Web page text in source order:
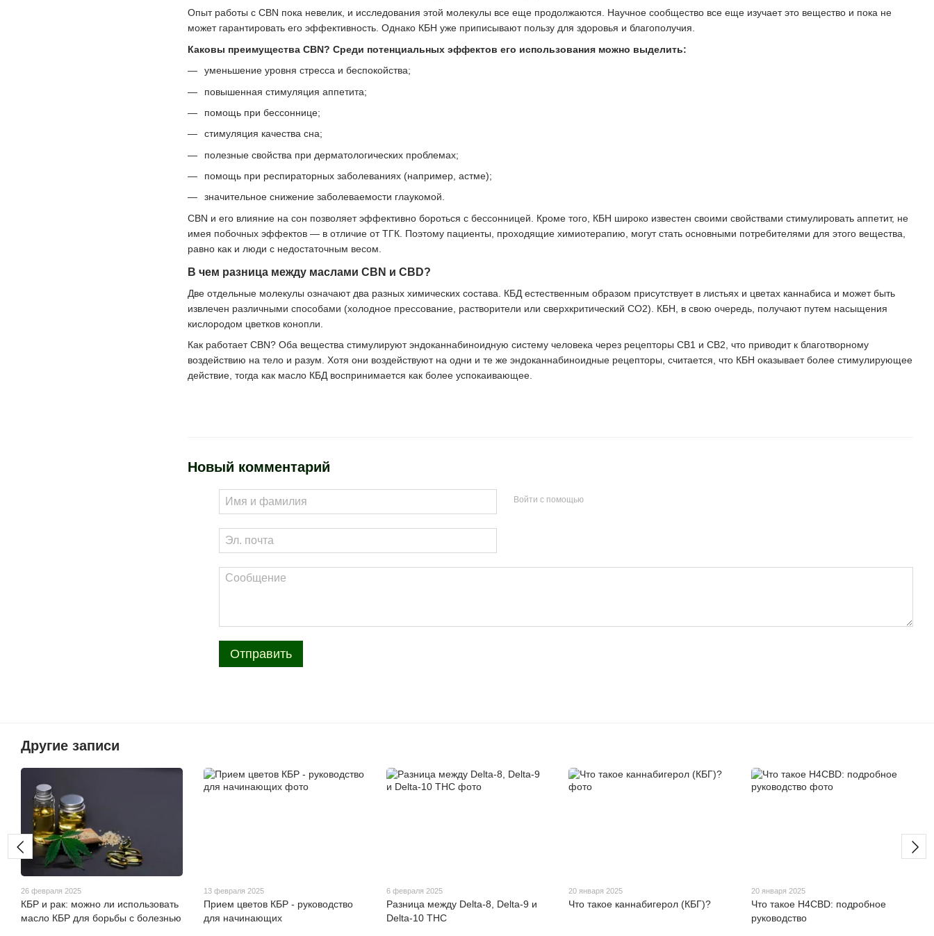
Опыт работы с CBN пока невелик, и исследования этой молекулы все еще продолжаются. Научное сообщество все еще изучает это вещество и пока не
может гарантировать его эффективность. Однако КБН уже приписывают пользу для здоровья и благополучия.
Каковы преимущества CBN? Среди потенциальных эффектов его использования можно выделить:
уменьшение уровня стресса и беспокойства;
повышенная стимуляция аппетита;
помощь при бессоннице;
стимуляция качества сна;
полезные свойства при дерматологических проблемах;
помощь при респираторных заболеваниях (например, астме);
значительное снижение заболеваемости глаукомой.
CBN и его влияние на сон позволяет эффективно бороться с бессонницей. Кроме того, КБН широко известен своими свойствами стимулировать аппетит, не
имея побочных эффектов — в отличие от ТГК. Поэтому пациенты, проходящие химиотерапию, могут стать основными потребителями для этого вещества,
равно как и люди с недостаточным весом.
В чем разница между маслами CBN и CBD?
Две отдельные молекулы означают два разных химических состава. КБД естественным образом присутствует в листьях и цветах каннабиса и может быть
извлечен различными способами (холодное прессование, растворители или сверхкритический CO2). КБН, в свою очередь, получают путем насыщения
кислородом цветков конопли.
Как работает CBN? Оба вещества стимулируют эндоканнабиноидную систему человека через рецепторы CB1 и CB2, что приводит к благотворному
воздействию на тело и разум. Хотя они воздействуют на одни и те же эндоканнабиноидные рецепторы, считается, что КБН оказывает более стимулирующее
действие, тогда как масло КБД воспринимается как более успокаивающее.
Новый комментарий
Войти с помощью
Отправить
Другие записи
26 февраля 2025
КБР и рак: можно ли использовать
масло КБР для борьбы с болезнью
13 февраля 2025
Прием цветов КБР - руководство
для начинающих
6 февраля 2025
Разница между Delta-8, Delta-9 и
Delta-10 THC
20 января 2025
Что такое каннабигерол (КБГ)?
20 января 2025
Что такое H4CBD: подробное
руководство